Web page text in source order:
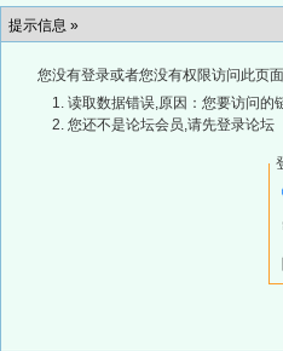
提示信息 »
您没有登录或者您没有权限访问此页
读取数据错误,原因：您要访问的
您还不是论坛会员,请先登录论坛